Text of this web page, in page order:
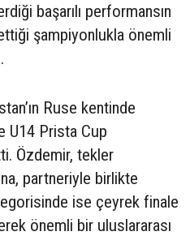
başarılı performansın
şampiyonlukla önemli
Ruse kentinde
U14 Prista Cup
Özdemir, tekler
partneriyle birlikte
ise çeyrek finale
önemli bir uluslararası